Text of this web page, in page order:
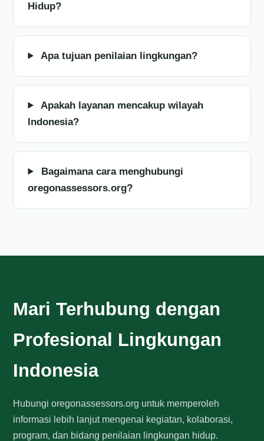
Hidup?
Apa tujuan penilaian lingkungan?
Apakah layanan mencakup wilayah
Indonesia?
Bagaimana cara menghubungi
oregonassessors.org?
Mari Terhubung dengan
Profesional Lingkungan
Indonesia
Hubungi oregonassessors.org untuk memperoleh
informasi lebih lanjut mengenai kegiatan, kolaborasi,
program, dan bidang penilaian lingkungan hidup.